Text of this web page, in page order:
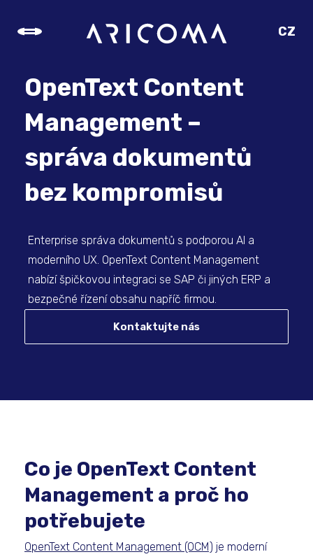
CZ
OpenText Content
Management –
správa dokumentů
bez kompromisů
Enterprise správa dokumentů s podporou AI a
moderního UX. OpenText Content Management
nabízí špičkovou integraci se SAP či jiných ERP a
bezpečné řízení obsahu napříč firmou.
Kontaktujte nás
Co je OpenText Content
Management a proč ho
potřebujete
OpenText Content Management (OCM) je moderní